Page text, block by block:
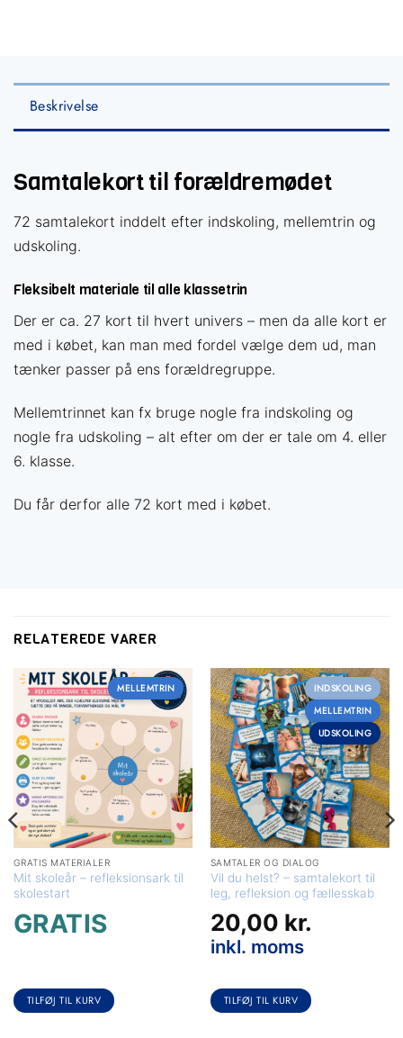
Beskrivelse
Samtalekort til forældremødet
72 samtalekort inddelt efter indskoling, mellemtrin og
udskoling.
Fleksibelt materiale til alle klassetrin
Der er ca. 27 kort til hvert univers – men da alle kort er
med i købet, kan man med fordel vælge dem ud, man
tænker passer på ens forældregruppe.
Mellemtrinnet kan fx bruge nogle fra indskoling og
nogle fra udskoling – alt efter om der er tale om 4. eller
6. klasse.
Du får derfor alle 72 kort med i købet.
RELATEREDE VARER
MELLEMTRIN
GRATIS MATERIALER
Mit skoleår – refleksionsark til
skolestart
GRATIS
TILFØJ TIL KURV
INDSKOLING
MELLEMTRIN
UDSKOLING
SAMTALER OG DIALOG
Vil du helst? – samtalekort til
leg, refleksion og fællesskab
20,00 kr.
inkl. moms
TILFØJ TIL KURV
Få mere ud af din
undervisning
Vælg det medlemskab der passer til dig — og spar
tid på forberedelsen